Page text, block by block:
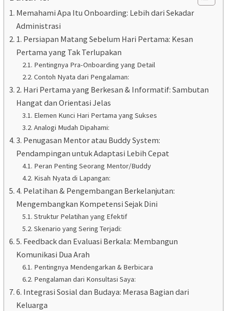
Memahami Apa Itu Onboarding: Lebih dari Sekadar
Administrasi
1. Persiapan Matang Sebelum Hari Pertama: Kesan
Pertama yang Tak Terlupakan
Pentingnya Pra-Onboarding yang Detail
Contoh Nyata dari Pengalaman:
2. Hari Pertama yang Berkesan & Informatif: Sambutan
Hangat dan Orientasi Jelas
Elemen Kunci Hari Pertama yang Sukses
Analogi Mudah Dipahami:
3. Penugasan Mentor atau Buddy System:
Pendampingan untuk Adaptasi Lebih Cepat
Peran Penting Seorang Mentor/Buddy
Kisah Nyata di Lapangan:
4. Pelatihan & Pengembangan Berkelanjutan:
Mengembangkan Kompetensi Sejak Dini
Struktur Pelatihan yang Efektif
Skenario yang Sering Terjadi:
5. Feedback dan Evaluasi Berkala: Membangun
Komunikasi Dua Arah
Pentingnya Mendengarkan & Berbicara
Pengalaman dari Konsultasi Saya:
6. Integrasi Sosial dan Budaya: Merasa Bagian dari
Keluarga